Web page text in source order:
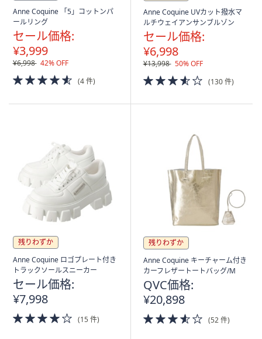
Anne Coquine 「5」コットンパ
ールリング
セール価格:
¥3,999
¥6,998 42% OFF
4.5
of
(4 件)
Anne Coquine UVカット撥水マ
ルチウェイアンサンブルゾン
セール価格:
¥6,998
¥13,998 50% OFF
3.5
of
(130 件)
残りわずか
Anne Coquine ロゴプレート付き
トラックソールスニーカー
セール価格:
¥7,998
4.0
of
(15 件)
残りわずか
Anne Coquine キーチャーム付き
カーフレザートートバッグ/M
QVC価格:
¥20,898
3.5
of
(52 件)